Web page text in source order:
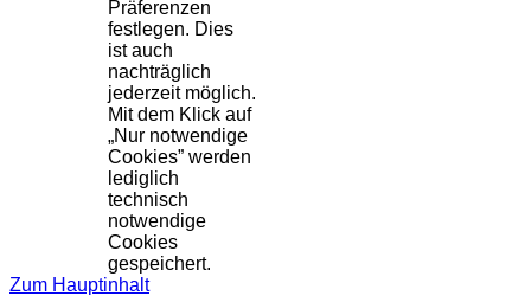
Präferenzen
festlegen. Dies
ist auch
nachträglich
jederzeit möglich.
Mit dem Klick auf
„Nur notwendige
Cookies” werden
lediglich
technisch
notwendige
Cookies
gespeichert.
Zum Hauptinhalt